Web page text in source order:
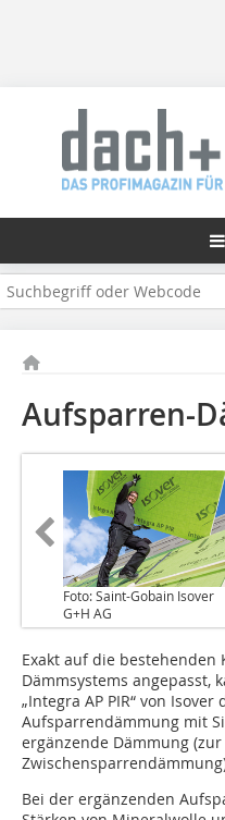
Aufsparren-
Foto: Saint-Gobain Isover
G+H AG
Exakt auf die bestehenden
Dämmsystems angepasst,
„Integra AP PIR“ von Isover
Aufsparrendämmung mit
ergänzende Dämmung
Bei der ergänzenden